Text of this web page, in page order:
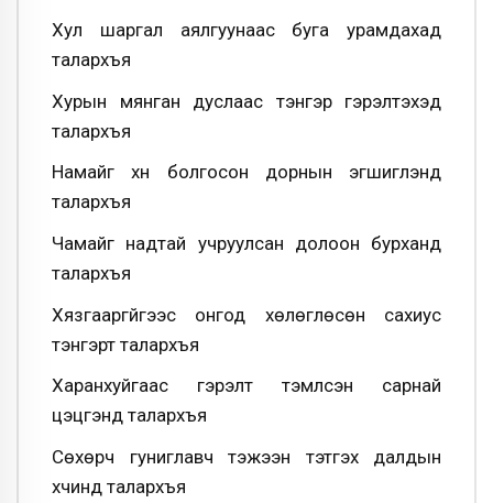
Хул шаргал аялгуунаас буга урамдахад
талархъя
Хурын мянган дуслаас тэнгэр гэрэлтэхэд
талархъя
Намайг хүн болгосон дорнын эгшиглэнд
талархъя
Чамайг надтай учруулсан долоон бурханд
талархъя
Хязгааргүйгээс онгод хөлөглөсөн сахиус
тэнгэрт талархъя
Харанхуйгаас гэрэлт тэмүүлсэн сарнай
цэцгэнд талархъя
Сөхөрч гуниглавч тэжээн тэтгэх далдын
хүчинд талархъя